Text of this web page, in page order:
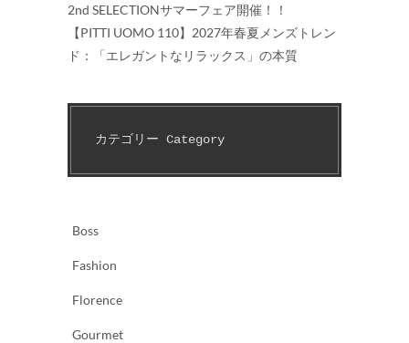
2nd SELECTIONサマーフェア開催！！
【PITTI UOMO 110】2027年春夏メンズトレン
ド：「エレガントなリラックス」の本質
カテゴリー Category
Boss
Fashion
Florence
Gourmet